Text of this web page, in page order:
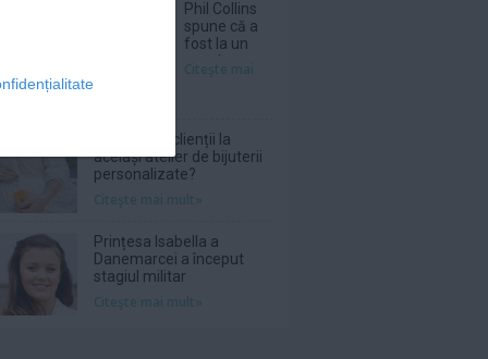
Phil Collins
spune că a
fost la un
pas de
moarte în
abuzului de
alcool
Citeşte mai
De ce revin clienții la
același atelier de bijuterii
personalizate?
Citeşte mai mult»
Prințesa Isabella a
Danemarcei a început
stagiul militar
Citeşte mai mult»